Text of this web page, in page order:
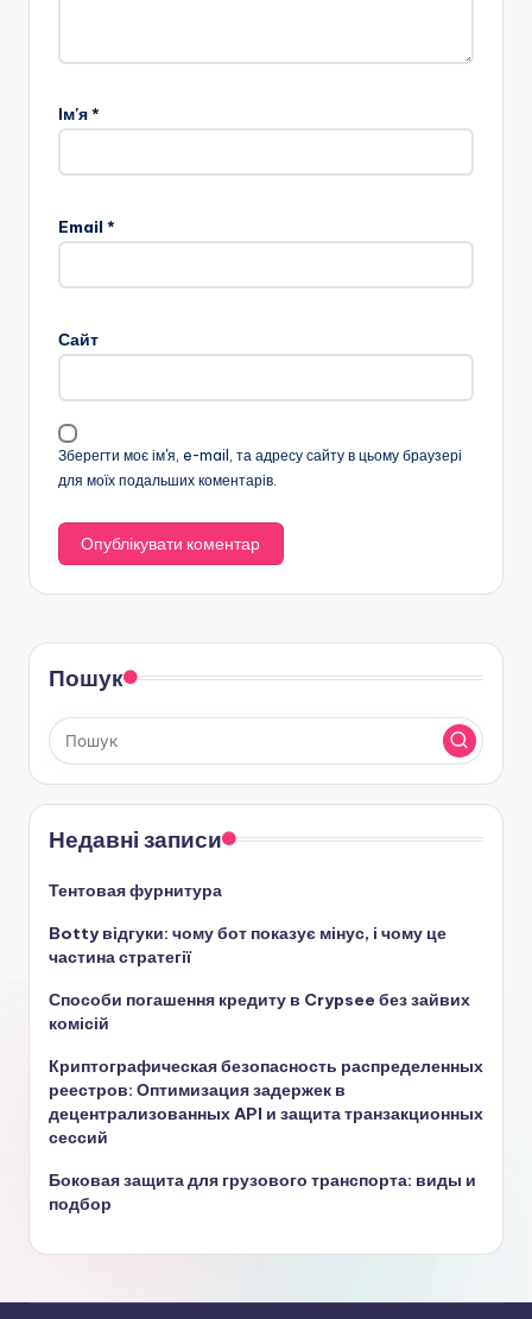
Ім'я*
Email *
Сайт
Зберегти моє ім'я, e-mail, та адресу сайту в цьому браузері
для моїх подальших коментарів.
Пошук
Недавні записи
Тентовая фурнитура
Botty відгуки: чому бот показує мінус, і чому це
частина стратегії
Способи погашення кредиту в Crypsee без зайвих
комісій
Криптографическая безопасность распределенных
реестров: Оптимизация задержек в
децентрализованных API и защита транзакционных
сессий
Боковая защита для грузового транспорта: виды и
подбор